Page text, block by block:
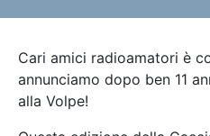
Cari amici radioamatori è
annunciamo dopo ben 11
alla Volpe!